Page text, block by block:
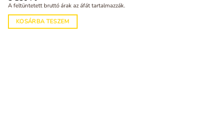
/ 5
A feltüntetett bruttó árak az áfát tartalmazzák.
KOSÁRBA TESZEM